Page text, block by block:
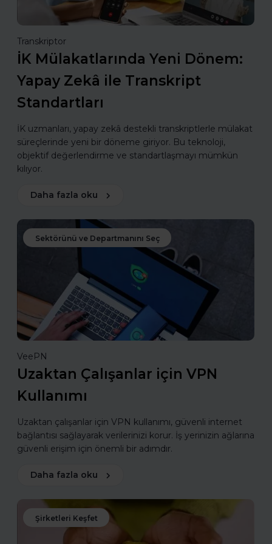
Transkriptor
İK Mülakatlarında Yeni Dönem:
Yapay Zekâ ile Transkript
Standartları
İK uzmanları, yapay zekâ destekli transkriptlerle mülakat
süreçlerinde yeni bir döneme giriyor. Bu teknoloji,
objektif değerlendirme ve standartlaşmayı mümkün
kılıyor.
Daha fazla oku
Sektörünü ve Departmanını Seç
VeePN
Uzaktan Çalışanlar için VPN
Kullanımı
Uzaktan çalışanlar için VPN kullanımı, güvenli internet
bağlantısı sağlayarak verilerinizi korur. İş yerinizin ağlarına
güvenli erişim için önemli bir adımdır.
Daha fazla oku
Şirketleri Keşfet